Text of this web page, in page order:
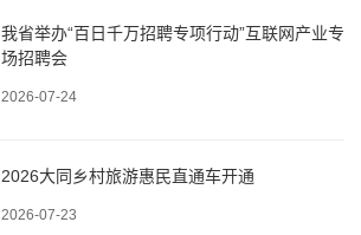
我省举办“百日千万招聘专项行动”互联网产业专
场招聘会
2026-07-24
2026大同乡村旅游惠民直通车开通
2026-07-23